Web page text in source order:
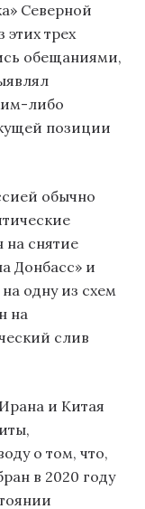
Северной
трех
обещаниями,
либо
позиции
обычно
на снятие
Донбасс» и
одну из схем
на
слив
и Китая
о том, что,
в 2020 году